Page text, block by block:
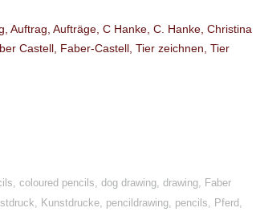
, coloured pencils, dog drawing, drawing, Faber
, Kunstdrucke, pencildrawing, pencils, Pferd ,